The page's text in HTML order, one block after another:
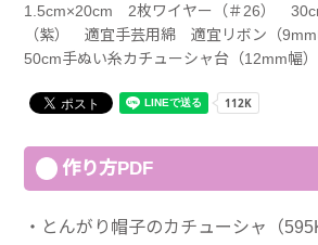
1.5cm×20cm 2枚ワイヤー（＃26）
（紫） 適宜手芸用綿 適宜リボン（
50cm手ぬい糸カチューシャ台（12mm幅）
作り方PDF
とんがり帽子のカチューシャ（